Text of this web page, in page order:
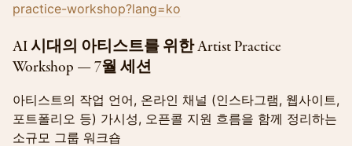
practice-workshop?lang=ko
AI 시대의 아티스트를 위한 Artist Practice
Workshop — 7월 세션
아티스트의 작업 언어, 온라인 채널 (인스타그램, 웹사이트,
포트폴리오 등) 가시성, 오픈콜 지원 흐름을 함께 정리하는
소규모 그룹 워크숍